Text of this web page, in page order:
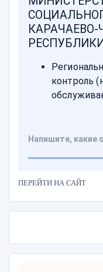
ПЕРЕЙТИ НА САЙТ